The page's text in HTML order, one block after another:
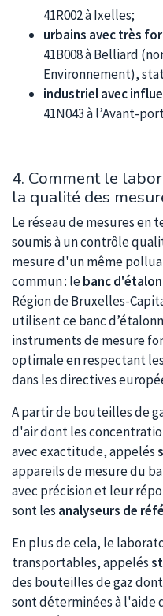
41R002 à Ixelles;
urbains avec très
41B008 à Belliard
Environnement),
industriel avec
41N043 à l’Avant-
4. Comment le
la qualité des
Le réseau de mesures
soumis à un contrôle
mesure d'un même
commun : lebanc
Région de Bruxelles-
utilisent ce banc
instruments de mesure
optimale en respectant
dans les directives
A partir de bouteilles de
d'air dont les
avec exactitude, appelés
appareils de mesure du
avec précision et leur
sont les analyseurs de
En plus de cela, le
transportables, appelés
des bouteilles de gaz
sont déterminées à l'aide